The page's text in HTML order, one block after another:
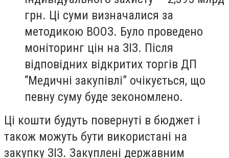
грн. Ці суми визначалися за
методикою ВООЗ. Було проведено
моніторинг цін на ЗІЗ. Після
відповідних відкритих торгів ДП
“Медичні закупівлі” очікується, що
певну суму буде зекономлено.
Ці кошти будуть повернуті в бюджет і
також можуть бути використані на
закупку ЗІЗ. Закуплені державним